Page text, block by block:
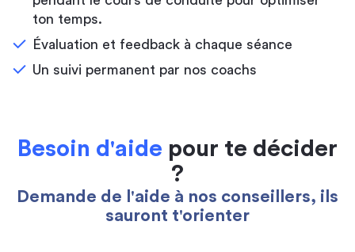
ton temps.
Évaluation et feedback à chaque séance
Un suivi permanent par nos coachs
Besoin d'aide pour te décider
?
Demande de l'aide à nos conseillers, ils
sauront t'orienter